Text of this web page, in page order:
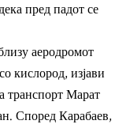
пред падот се
аеродромот
кислород, изјави
транспорт Марат
Според Карабаев,